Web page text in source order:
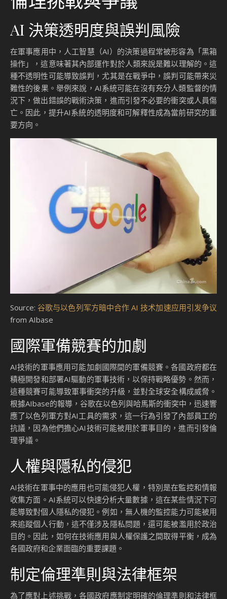
AI 決策透明度與誤判風險
在軍事應用中，人工智慧（AI）的決策過程常被形容為「黑箱
操作」，這意味著其內部運作對於人類來說是難以理解的。這
種不透明性可能導致誤判，尤其是在戰爭中，誤判可能帶來災
難性的後果。舉例來說，AI系統可能在沒有充分人類監督的情
況下，做出錯誤的戰術決策，進而引發不必要的衝突或人員傷
亡。因此，提升AI系統的透明度和可解釋性成為當前研究的重
要方向。
Source: 谷歌与以色列军方暗中合作 AI 技术加速应用引发争议
from AIbase
國際軍備競賽的加劇
AI技術的軍事應用可能加劇國際間的軍備競賽。各國政府都在
積極開發和部署AI驅動的軍事技術，以保持戰略優勢。然而，
這種競賽可能導致軍事衝突的升級，並對全球安全構成威脅。
根據AIbase的報導，谷歌在以色列與哈馬斯的衝突中，迅速響
應了以色列軍方對AI工具的需求，這一行為引發了內部員工的
抗議，因為他們擔心AI技術可能被用於軍事目的，進而引發倫
理爭議。
人權與隱私的侵犯
AI技術在軍事中的應用也可能侵犯人權，特別是在監控和情報
收集方面。AI系統可以快速分析大量數據，這在某些情況下可
能導致對個人隱私的侵犯。例如，無人機的監控能力可能被用
來追蹤個人行動，這不僅涉及隱私問題，還可能被濫用於政治
目的。因此，如何在技術應用與人權保護之間取得平衡，成為
各國政府和企業面臨的重要課題。
制定倫理準則與法律框架
為了應對上述挑戰，各國政府應制定明確的倫理準則和法律框